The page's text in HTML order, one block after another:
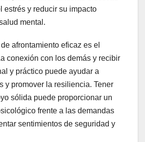
estrés y reducir su impacto
mental.
afrontamiento eficaz es el
conexión con los demás y recibir
y práctico puede ayudar a
y promover la resiliencia. Tener
sólida puede proporcionar un
frente a las demandas
sentimientos de seguridad y